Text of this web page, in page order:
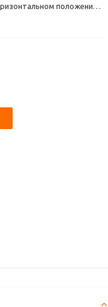
положениях.
устойчивого к